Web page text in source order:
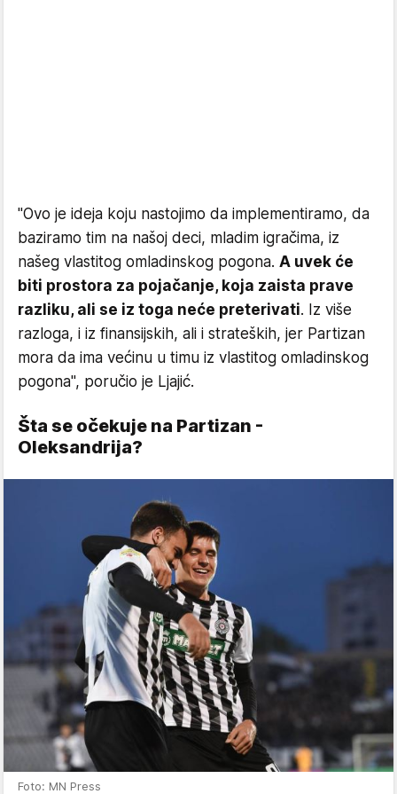
"Ovo je ideja koju nastojimo da implementiramo, da
baziramo tim na našoj deci, mladim igračima, iz
našeg vlastitog omladinskog pogona. A uvek će
biti prostora za pojačanje, koja zaista prave
razliku, ali se iz toga neće preterivati. Iz više
razloga, i iz finansijskih, ali i strateških, jer Partizan
mora da ima većinu u timu iz vlastitog omladinskog
pogona", poručio je Ljajić.
Šta se očekuje na Partizan -
Oleksandrija?
Foto: MN Press